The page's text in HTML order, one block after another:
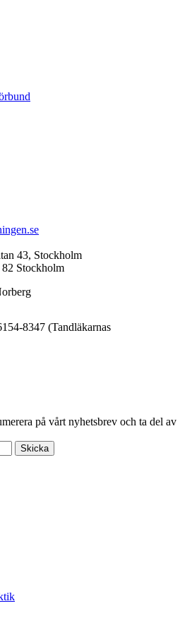
43, Stockholm
82 Stockholm
8347 (Tandläkarnas
på vårt nyhetsbrev och ta del av